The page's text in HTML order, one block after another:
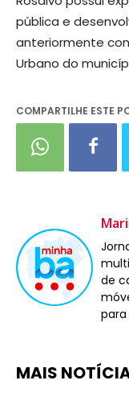
pública e
anteriormente
Urbano do
COMPARTILHE ESTE
de
MAIS